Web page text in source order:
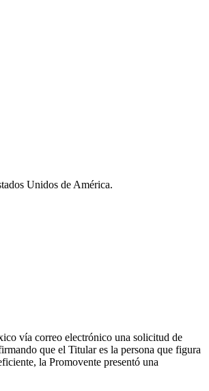
Unidos de América.
vía correo electrónico una solicitud de
que el Titular es la persona que figura
la Promovente presentó una